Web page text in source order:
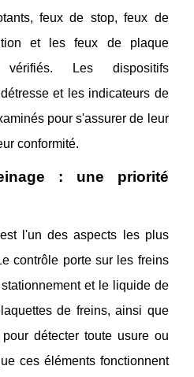
feux de stop, feux de
et les feux de plaque
vérifiés. Les dispositifs
et les indicateurs de
pour s'assurer de leur
conformité.
: une priorité
est l'un des aspects les plus
contrôle porte sur les freins
et le liquide de
de freins, ainsi que
détecter toute usure ou
ces éléments fonctionnent